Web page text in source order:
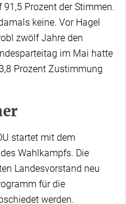
Prozent der Stimmen.
keine. Vor Hagel
zwölf Jahre den
im Mai hatte
Prozent Zustimmung
startet mit dem
Wahlkampfs. Die
Landesvorstand neu
für die
werden.